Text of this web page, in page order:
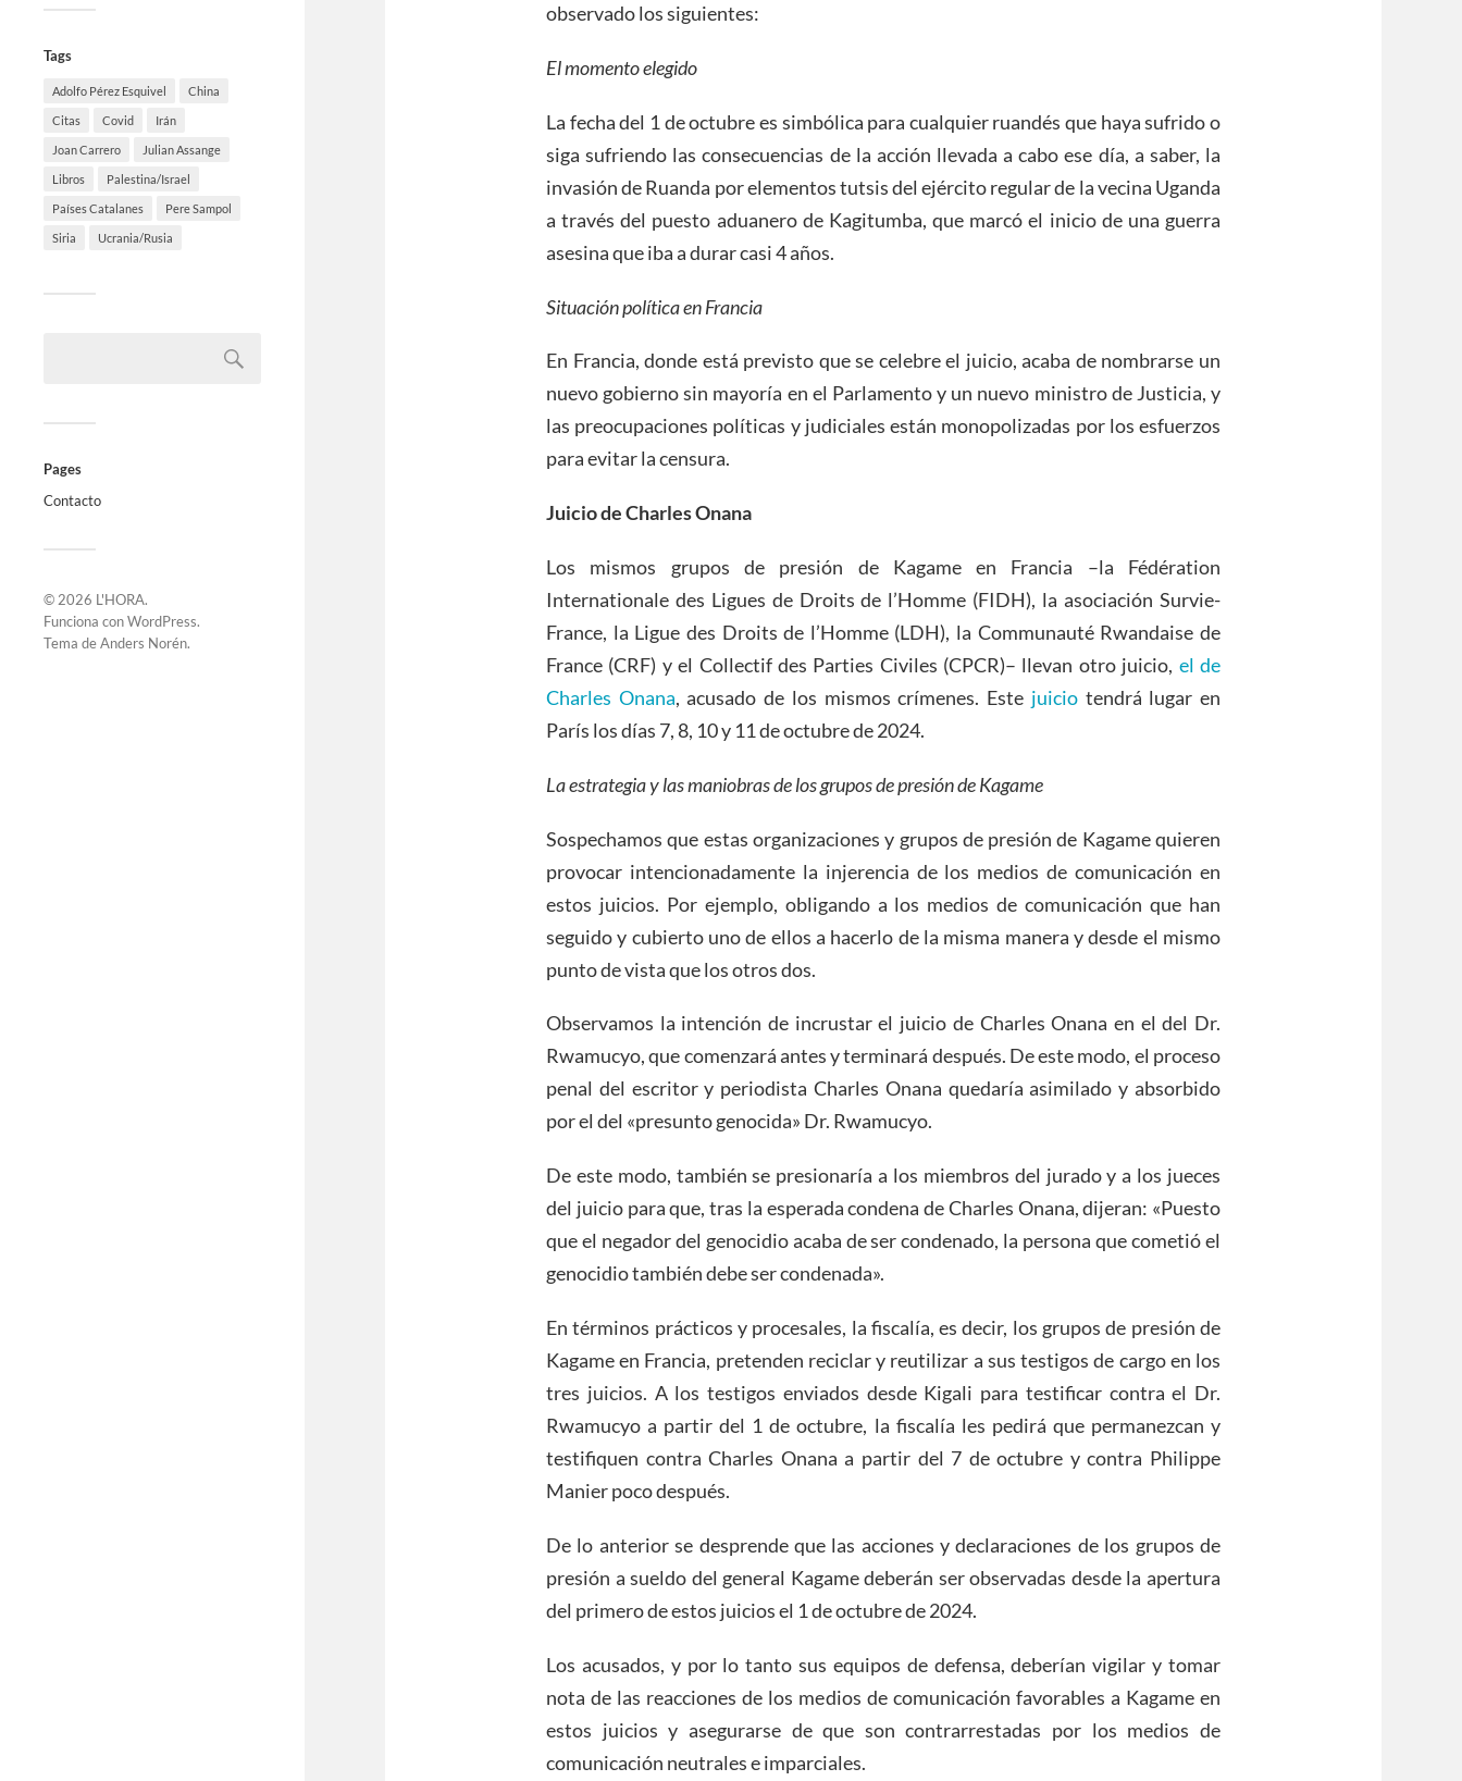
Tags
Adolfo Pérez Esquivel China
Citas Covid Irán
Joan Carrero Julian Assange
Libros Palestina/Israel
Países Catalanes Pere Sampol
Siria Ucrania/Rusia
Pages
Contacto
© 2026 L'HORA.
Funciona conWordPress.
Tema deAnders Norén.
observado los siguientes:
El momento elegido
La fecha del 1 de octubre es simbólica para cualquier ruandés que haya sufrido o
siga sufriendo las consecuencias de la acción llevada a cabo ese día, a saber, la
invasión de Ruanda por elementos tutsis del ejército regular de la vecina Uganda
a través del puesto aduanero de Kagitumba, que marcó el inicio de una guerra
asesina que iba a durar casi 4 años.
Situación política en Francia
En Francia, donde está previsto que se celebre el juicio, acaba de nombrarse un
nuevo gobierno sin mayoría en el Parlamento y un nuevo ministro de Justicia, y
las preocupaciones políticas y judiciales están monopolizadas por los esfuerzos
para evitar la censura.
Juicio de Charles Onana
Los mismos grupos de presión de Kagame en Francia –la Fédération
Internationale des Ligues de Droits de l’Homme (FIDH), la asociación Survie-
France, la Ligue des Droits de l’Homme (LDH), la Communauté Rwandaise de
France (CRF) y el Collectif des Parties Civiles (CPCR)– llevan otro juicio, el de
Charles Onana, acusado de los mismos crímenes. Este juiciotendrá lugar en
París los días 7, 8, 10 y 11 de octubre de 2024.
La estrategia y las maniobras de los grupos de presión de Kagame
Sospechamos que estas organizaciones y grupos de presión de Kagame quieren
provocar intencionadamente la injerencia de los medios de comunicación en
estos juicios. Por ejemplo, obligando a los medios de comunicación que han
seguido y cubierto uno de ellos a hacerlo de la misma manera y desde el mismo
punto de vista que los otros dos.
Observamos la intención de incrustar el juicio de Charles Onana en el del Dr.
Rwamucyo, que comenzará antes y terminará después. De este modo, el proceso
penal del escritor y periodista Charles Onana quedaría asimilado y absorbido
por el del «presunto genocida» Dr. Rwamucyo.
De este modo, también se presionaría a los miembros del jurado y a los jueces
del juicio para que, tras la esperada condena de Charles Onana, dijeran: «Puesto
que el negador del genocidio acaba de ser condenado, la persona que cometió el
genocidio también debe ser condenada».
En términos prácticos y procesales, la fiscalía, es decir, los grupos de presión de
Kagame en Francia, pretenden reciclar y reutilizar a sus testigos de cargo en los
tres juicios. A los testigos enviados desde Kigali para testificar contra el Dr.
Rwamucyo a partir del 1 de octubre, la fiscalía les pedirá que permanezcan y
testifiquen contra Charles Onana a partir del 7 de octubre y contra Philippe
Manier poco después.
De lo anterior se desprende que las acciones y declaraciones de los grupos de
presión a sueldo del general Kagame deberán ser observadas desde la apertura
del primero de estos juicios el 1 de octubre de 2024.
Los acusados, y por lo tanto sus equipos de defensa, deberían vigilar y tomar
nota de las reacciones de los medios de comunicación favorables a Kagame en
estos juicios y asegurarse de que son contrarrestadas por los medios de
comunicación neutrales e imparciales.